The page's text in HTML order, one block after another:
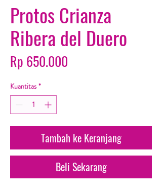
Protos Crianza
Ribera del Duero
Rp 650.000
Kuantitas *
Tambah ke Keranjang
Beli Sekarang